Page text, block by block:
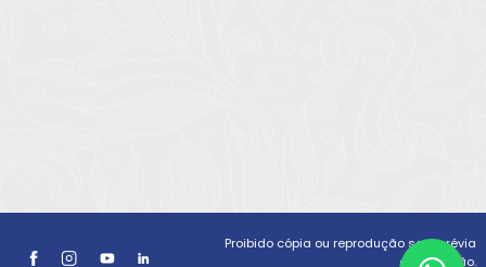
Proibido cópia ou reprodução sem prévia
autorização.